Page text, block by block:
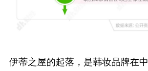
伊蒂之屋的起落，是韩妆品牌在